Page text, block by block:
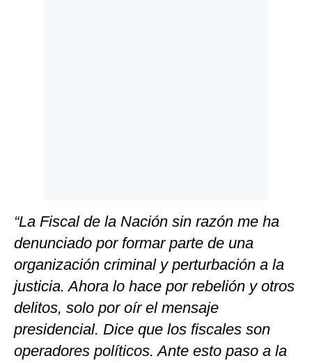
“La Fiscal de la Nación sin razón me ha
denunciado por formar parte de una
organización criminal y perturbación a la
justicia. Ahora lo hace por rebelión y otros
delitos, solo por oír el mensaje
presidencial. Dice que los fiscales son
operadores políticos. Ante esto paso a la